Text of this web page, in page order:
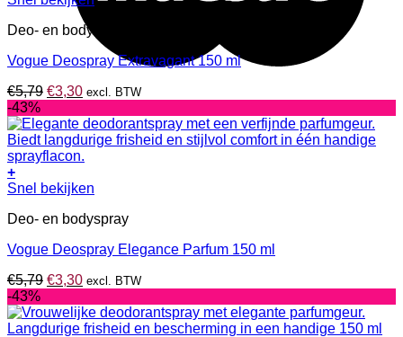
Deo- en bodyspray
Vogue Deospray Extravagant 150 ml
€5,79 Oorspronkelijke
was:
€5,79.
€3,30Huidige
is:
€3,30.
excl. BTW
-43%
+
Snel bekijken
Deo- en bodyspray
Vogue Deospray Elegance Parfum 150 ml
€5,79 Oorspronkelijke
was:
€5,79.
€3,30Huidige
is:
€3,30.
excl. BTW
-43%